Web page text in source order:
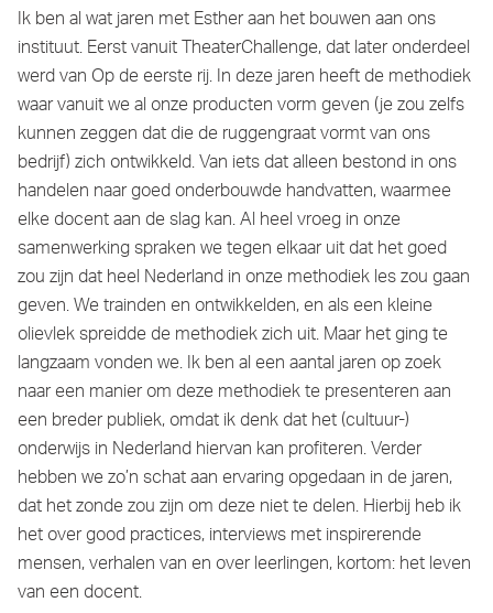
Ik ben al wat jaren met Esther aan het bouwen aan ons
instituut. Eerst vanuit TheaterChallenge, dat later onderdeel
werd van Op de eerste rij. In deze jaren heeft de methodiek
waar vanuit we al onze producten vorm geven (je zou zelfs
kunnen zeggen dat die de ruggengraat vormt van ons
bedrijf) zich ontwikkeld. Van iets dat alleen bestond in ons
handelen naar goed onderbouwde handvatten, waarmee
elke docent aan de slag kan. Al heel vroeg in onze
samenwerking spraken we tegen elkaar uit dat het goed
zou zijn dat heel Nederland in onze methodiek les zou gaan
geven. We trainden en ontwikkelden, en als een kleine
olievlek spreidde de methodiek zich uit. Maar het ging te
langzaam vonden we. Ik ben al een aantal jaren op zoek
naar een manier om deze methodiek te presenteren aan
een breder publiek, omdat ik denk dat het (cultuur-)
onderwijs in Nederland hiervan kan profiteren. Verder
hebben we zo’n schat aan ervaring opgedaan in de jaren,
dat het zonde zou zijn om deze niet te delen. Hierbij heb ik
het over good practices, interviews met inspirerende
mensen, verhalen van en over leerlingen, kortom: het leven
van een docent.